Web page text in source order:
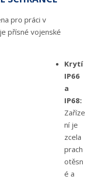
pro práci v
přísné vojenské
Krytí
IP66
a
IP68:
Zaříze
ní je
zcela
prach
otěsn
é a